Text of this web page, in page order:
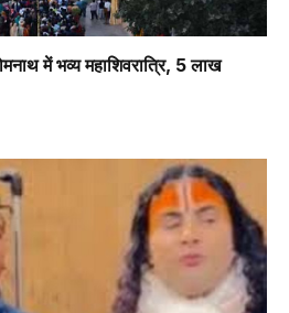
में भव्य महाशिवरात्रि, 5 लाख